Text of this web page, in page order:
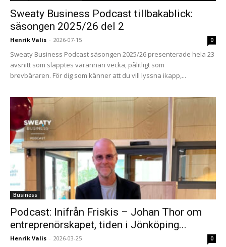
Sweaty Business Podcast tillbakablick:
säsongen 2025/26 del 2
Henrik Valis - 2026-07-15 0
Sweaty Business Podcast säsongen 2025/26 presenterade hela 23
avsnitt som släpptes varannan vecka, pålitligt som
brevbäraren. För dig som känner att du vill lyssna ikapp,...
Business
Podcast: Inifrån Friskis – Johan Thor om
entreprenörskapet, tiden i Jönköping...
Henrik Valis - 2026-03-25 0